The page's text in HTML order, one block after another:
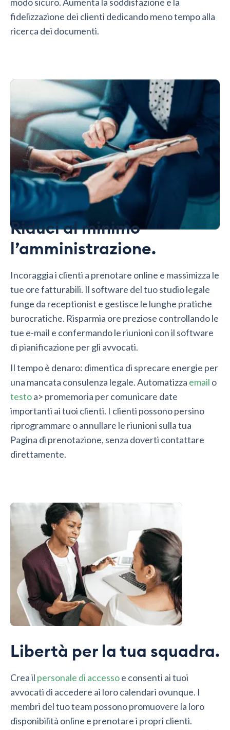
fidelizzazione dei clienti dedicando meno tempo alla
ricerca dei documenti.
Riduci al minimo
l’amministrazione.
Incoraggia i clienti a prenotare online e massimizza le
tue ore fatturabili. Il software del tuo studio legale
funge da receptionist e gestisce le lunghe pratiche
burocratiche. Risparmia ore preziose controllando le
tue e-mail e confermando le riunioni con il software
di pianificazione per gli avvocati.
Il tempo è denaro: dimentica di sprecare energie per
una mancata consulenza legale. Automatizza email o
testoa> promemoria per comunicare date
importanti ai tuoi clienti. I clienti possono persino
riprogrammare o annullare le riunioni sulla tua
Pagina di prenotazione, senza doverti contattare
direttamente.
Libertà per la tua squadra.
Crea il personale di accessoe consenti ai tuoi
avvocati di accedere ai loro calendari ovunque. I
membri del tuo team possono promuovere la loro
disponibilità online e prenotare i propri clienti.